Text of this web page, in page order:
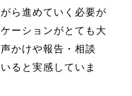
ら進めていく必要が
ーションがとても大
かけや報告・相談
ると実感していま